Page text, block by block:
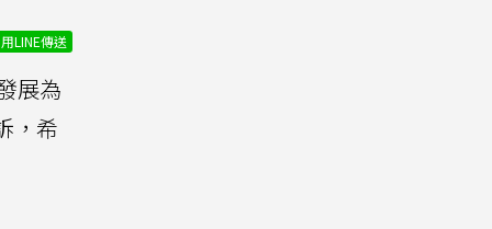
用LINE傳送
展為
，希